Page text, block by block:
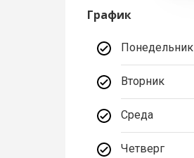
График
Понедельник
Вторник
Среда
Четверг